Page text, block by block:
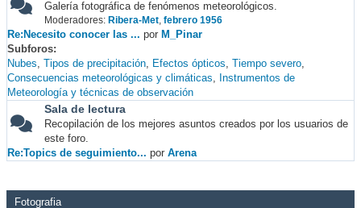
Galería fotográfica de fenómenos meteorológicos.
Moderadores: Ribera-Met, febrero 1956
Re:Necesito conocer las ... por M_Pinar
Subforos
Nubes Tipos de precipitación Efectos ópticos Tiempo severo
Consecuencias meteorológicas y climáticas
Instrumentos de
Meteorología y técnicas de observación
Sala de lectura
Recopilación de los mejores asuntos creados por los usuarios de
este foro.
Re:Topics de seguimiento... por Arena
Fotografia